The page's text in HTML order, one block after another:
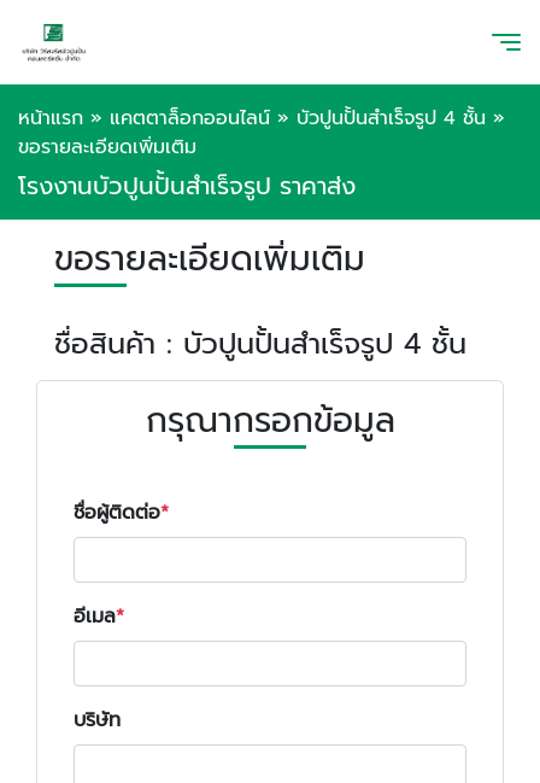
หน้าแรก » แคตตาล็อกออนไลน์ » บัวปูนปั้นสําเร็จรูป 4 ชั้น »
ขอรายละเอียดเพิ่มเติม
โรงงานบัวปูนปั้นสำเร็จรูป ราคาส่ง
ขอรายละเอียดเพิ่มเติม
ชื่อสินค้า : บัวปูนปั้นสําเร็จรูป 4 ชั้น
กรุณากรอกข้อมูล
ชื่อผู้ติดต่อ
อีเมล
บริษัท